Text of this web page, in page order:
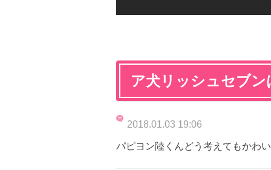
ア犬リッシュセブ
2018.01.03 19:06
パピヨン陸くんどう考えてもかわ